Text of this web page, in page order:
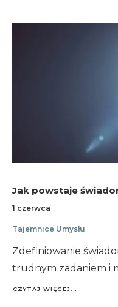
Jak powstaje
1 czerwca
Tajemnice Umysłu
Zdefiniowanie
trudnym zadaniem i
CZYTAJ WIĘCEJ...